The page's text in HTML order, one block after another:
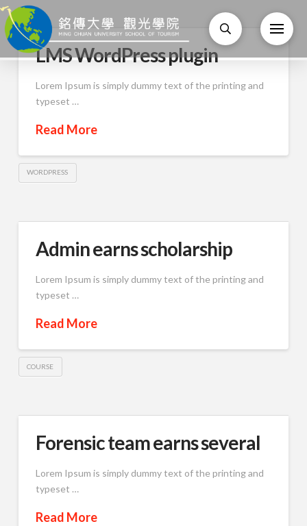
LMS WordPress plugin
Lorem Ipsum is simply dummy text of the printing and
typeset …
Read More
WORDPRESS
Admin earns scholarship
Lorem Ipsum is simply dummy text of the printing and
typeset …
Read More
COURSE
Forensic team earns several
Lorem Ipsum is simply dummy text of the printing and
typeset …
Read More